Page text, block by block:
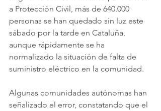
a Protección Civil, más de 640.000
personas se han quedado sin luz este
sábado por la tarde en Cataluña,
aunque rápidamente se ha
normalizado la situación de falta de
suministro eléctrico en la comunidad.
Algunas comunidades autónomas han
señalizado el error, constatando que el